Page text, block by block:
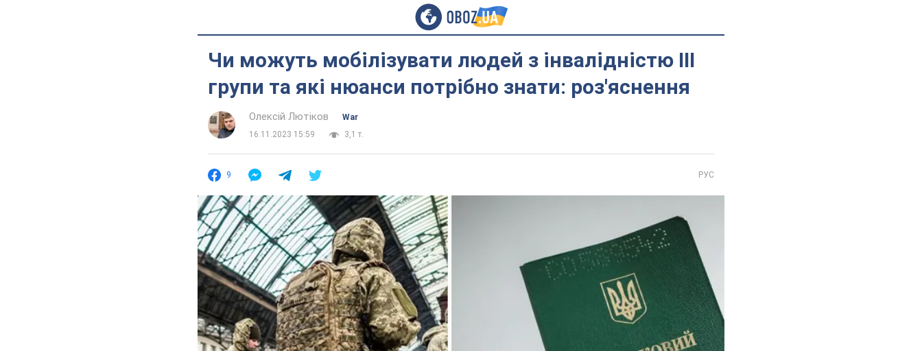
Чи можуть мобілізувати людей з інвалідністю ІІІ
групи та які нюанси потрібно знати: роз'яснення
Олексій Лютіков
War
16.11.2023 15:59
3,1 т.
9 РУС